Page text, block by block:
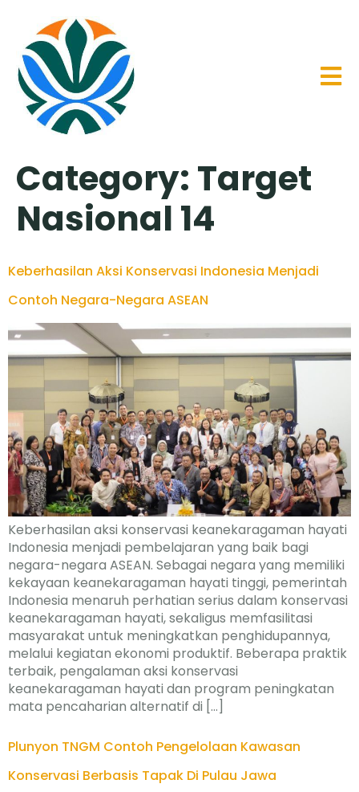
Category: Target
Nasional 14
Keberhasilan Aksi Konservasi Indonesia Menjadi
Contoh Negara-Negara ASEAN
Keberhasilan aksi konservasi keanekaragaman hayati
Indonesia menjadi pembelajaran yang baik bagi
negara-negara ASEAN. Sebagai negara yang memiliki
kekayaan keanekaragaman hayati tinggi, pemerintah
Indonesia menaruh perhatian serius dalam konservasi
keanekaragaman hayati, sekaligus memfasilitasi
masyarakat untuk meningkatkan penghidupannya,
melalui kegiatan ekonomi produktif. Beberapa praktik
terbaik, pengalaman aksi konservasi
keanekaragaman hayati dan program peningkatan
mata pencaharian alternatif di […]
Plunyon TNGM Contoh Pengelolaan Kawasan
Konservasi Berbasis Tapak Di Pulau Jawa